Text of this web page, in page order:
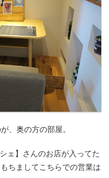
、奥の方の部屋。
ェ】さんのお店が入ってた
ちましてこちらでの営業は